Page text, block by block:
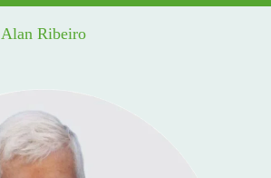
Alan Ribeiro